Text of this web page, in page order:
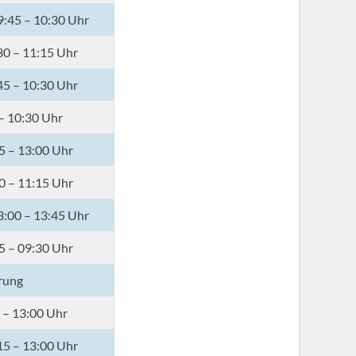
– 10:30 Uhr
– 11:15 Uhr
– 10:30 Uhr
10:30 Uhr
– 13:00 Uhr
– 11:15 Uhr
– 13:45 Uhr
– 09:30 Uhr
13:00 Uhr
– 13:00 Uhr